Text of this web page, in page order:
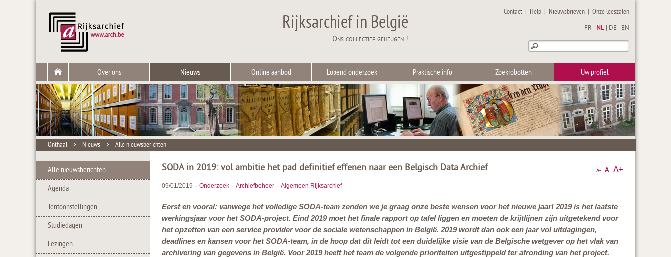
Rijksarchief in België
Ons collectief geheugen !
Contact | Help | Nieuwsbrieven |Onze leeszalen
FR NL DE EN
Over ons Nieuws Online aanbod Lopend onderzoek Praktische info Zoekrobotten Uw profiel
Onthaal > Nieuws > Alle nieuwsberichten
Alle nieuwsberichten
Agenda
Tentoonstellingen
Studiedagen
Lezingen
SODA in 2019: vol ambitie het pad definitief effenen naar een Belgisch Data Archief
09/01/2019 - Onderzoek - Archiefbeheer - Algemeen Rijksarchief
Eerst en vooral: vanwege het volledige SODA-team zenden we je graag onze beste wensen voor het nieuwe jaar! 2019 is het laatste
werkingsjaar voor het SODA-project. Eind 2019 moet het finale rapport op tafel liggen en moeten de krijtlijnen zijn uitgetekend voor
het opzetten van een service providervoor de sociale wetenschappen in België. 2019 wordt dan ook een jaar vol uitdagingen,
deadlines en kansen voor het SODA-team, in de hoop dat dit leidt tot een duidelijke visie van de Belgische wetgever op het vlak van
archivering van gegevens in België. Voor 2019 heeft het team de volgende prioriteiten uitgestippeld ter afronding van het project.